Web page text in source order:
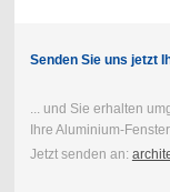
Senden Sie uns jetzt
... und Sie erhalten
Ihre Aluminium-
Jetzt senden an: